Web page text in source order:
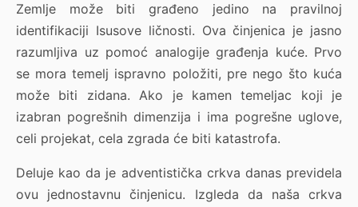
Zemlje može biti građeno jedino na pravilnoj
identifikaciji Isusove ličnosti. Ova činjenica je jasno
razumljiva uz pomoć analogije građenja kuće. Prvo
se mora temelj ispravno položiti, pre nego što kuća
može biti zidana. Ako je kamen temeljac koji je
izabran pogrešnih dimenzija i ima pogrešne uglove,
celi projekat, cela zgrada će biti katastrofa.
Deluje kao da je adventistička crkva danas previdela
ovu jednostavnu činjenicu. Izgleda da naša crkva